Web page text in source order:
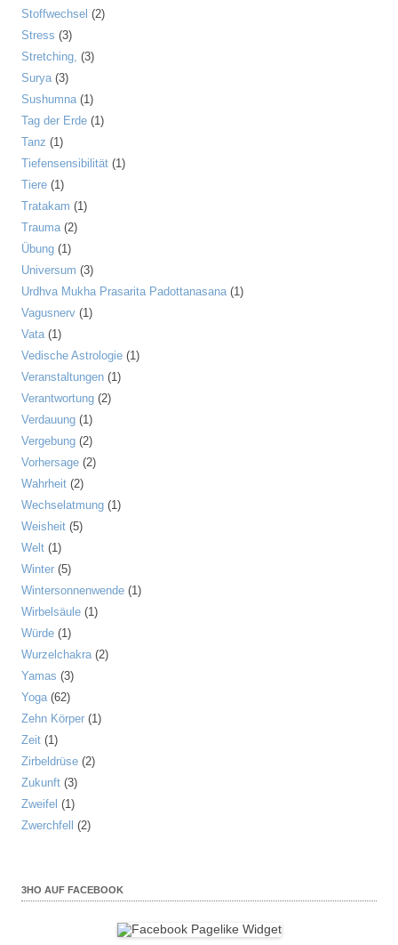
Stoffwechsel (2)
Stress (3)
Stretching, (3)
Surya(3)
Sushumna(1)
Tag der Erde (1)
Tanz (1)
Tiefensensibilität (1)
Tiere (1)
Tratakam (1)
Trauma(2)
Übung (1)
Universum (3)
Urdhva Mukha Prasarita Padottanasana(1)
Vagusnerv (1)
Vata(1)
Vedische Astrologie (1)
Veranstaltungen (1)
Verantwortung (2)
Verdauung (1)
Vergebung (2)
Vorhersage (2)
Wahrheit (2)
Wechselatmung (1)
Weisheit (5)
Welt (1)
Winter (5)
Wintersonnenwende (1)
Wirbelsäule (1)
Würde (1)
Wurzelchakra(2)
Yamas (3)
Yoga(62)
Zehn Körper (1)
Zeit (1)
Zirbeldrüse (2)
Zukunft (3)
Zweifel (1)
Zwerchfell
(2)
3HO AUF FACEBOOK